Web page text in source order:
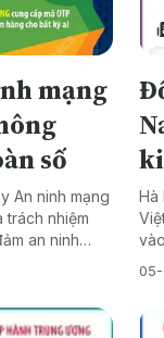
tranh. (4)
một số lĩnh
hội.
mạng
số
An ninh mạng
trách nhiệm
an ninh
thúc đẩy sự
nghiệp và
an toàn,
Hà
05-